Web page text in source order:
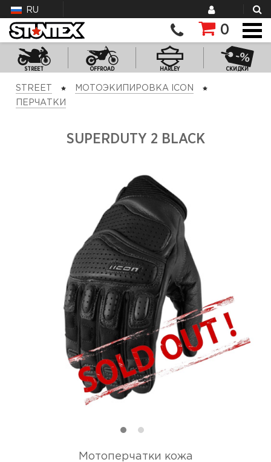
RU
0
STREET OFFROAD HARLEY СКИДКИ
STREET
МОТОЭКИПИРОВКА ICON
ПЕРЧАТКИ
SUPERDUTY 2 BLACK
Мотоперчатки кожа